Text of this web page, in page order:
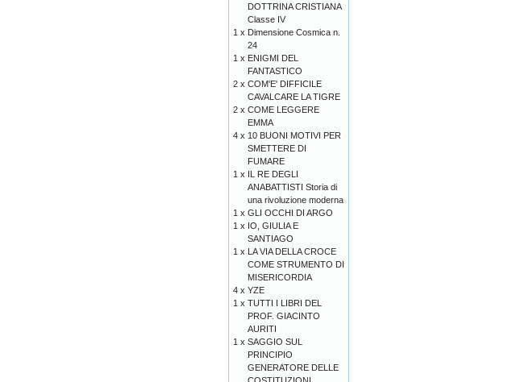
DOTTRINA CRISTIANA
Classe IV
1 x Dimensione Cosmica n.
24
1 x ENIGMI DEL
FANTASTICO
2 x COM'E' DIFFICILE
CAVALCARE LA TIGRE
2 x COME LEGGERE
EMMA
4 x 10 BUONI MOTIVI PER
SMETTERE DI
FUMARE
1 x IL RE DEGLI
ANABATTISTI Storia di
una rivoluzione moderna
1 x GLI OCCHI DI ARGO
1 x IO, GIULIA E
SANTIAGO
1 x LA VIA DELLA CROCE
COME STRUMENTO DI
MISERICORDIA
4 x YZE
1 x TUTTI I LIBRI DEL
PROF. GIACINTO
AURITI
1 x SAGGIO SUL
PRINCIPIO
GENERATORE DELLE